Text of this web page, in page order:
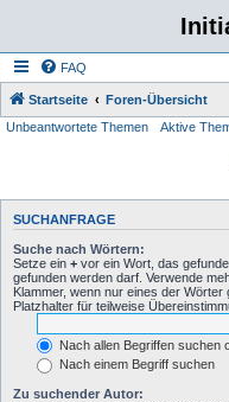
FAQ
Startseite
Foren-Übersicht
Unbeantwortete Themen
Aktive
SUCHANFRAGE
Suche nach Wörtern:
Setze ein + vor ein Wort, das
gefunden werden darf. Verwende
Klammer, wenn nur eines der
Platzhalter für teilweise
Nach allen Begriffen suchen
Nach einem Begriff suchen
Zu suchender Autor: